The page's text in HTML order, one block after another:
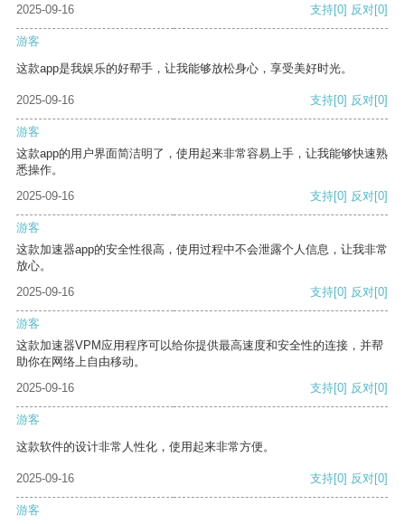
2025-09-16
支持[0] 反对[0]
游客
这款app是我娱乐的好帮手，让我能够放松身心，享受美好时光。
2025-09-16 支持[0] 反对[0]
游客
这款app的用户界面简洁明了，使用起来非常容易上手，让我能够快速熟
悉操作。
2025-09-16
支持[0] 反对[0]
游客
这款加速器app的安全性很高，使用过程中不会泄露个人信息，让我非常
放心。
2025-09-16
支持[0] 反对[0]
游客
这款加速器VPM应用程序可以给你提供最高速度和安全性的连接，并帮
助你在网络上自由移动。
2025-09-16
支持[0] 反对[0]
游客
这款软件的设计非常人性化，使用起来非常方便。
2025-09-16 支持[0] 反对[0]
游客